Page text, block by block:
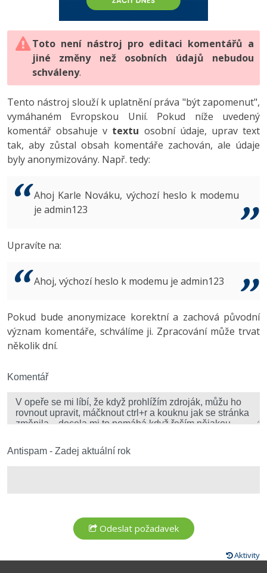
HTML5, CSS3, Bootstrap, SEO
SQL a databáze
Testování a verzování
UML a návrhové vzory
React
Spring
ASP.NET MVC
Best practices
PHP
JavaScript
Python
HTML / CSS
UML a návrhové vzory
MySQL/MariaDB
MS-SQL
Vývojář mobilních aplikací
C# Game developer
Tester
Systémový administrátor
3D grafik
Copywriter
WordPress specialista
-80%
JavaScript -80%
PHP -80%
Swift -80%
Kotlin -80%
VB.NET
Algoritmy -41%
Umělá inteligence (AI) -10%
Fórum
Digitální gramotnost
Marketing
WordPress
SEO
UX
Business
Copywriting
Windows
Kybernetická bezpečnost
-80%
Adobe Illustrator -80%
Adobe Lightroom
Adobe XD
Adobe InDesign -25%
Adobe After Effects
Inkscape
Fórum
Toto není nástroj pro editaci komentářů a
jiné změny než osobních údajů nebudou
schváleny.
Tento nástroj slouží k uplatnění práva "být zapomenut",
vymáhaném Evropskou Unií. Pokud níže uvedený
komentář obsahuje v textu osobní údaje, uprav text
tak, aby zůstal obsah komentáře zachován, ale údaje
byly anonymizovány. Např. tedy:
Ahoj Karle Nováku, výchozí heslo k modemu
je admin123
Upravíte na:
Ahoj, výchozí heslo k modemu je admin123
Pokud bude anonymizace korektní a zachová původní
význam komentáře, schválíme ji. Zpracování může trvat
několik dní.
Komentář
Antispam - Zadej aktuální rok
Aktivity